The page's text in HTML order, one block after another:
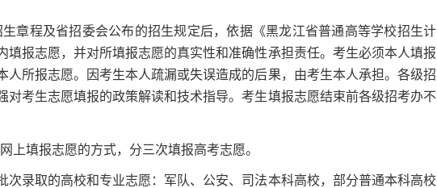
程及省招委会公布的招生规定后，依据《黑龙江省普通高等学校招生计
填报志愿，并对所填报志愿的真实性和准确性承担责任。考生必须本人填报
人所报志愿。因考生本人疏漏或失误造成的后果，由考生本人承担。各级招
对考生志愿填报的政策解读和技术指导。考生填报志愿结束前各级招考办不
填报志愿的方式，分三次填报高考志愿。
录取的高校和专业志愿：军队、公安、司法本科高校，部分普通本科高校